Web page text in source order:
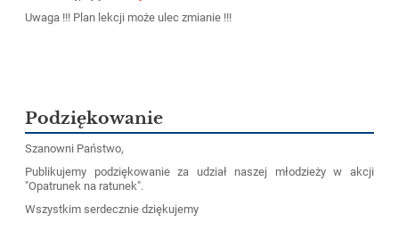
Uwaga !!! Plan lekcji może ulec zmianie !!!
Podziękowanie
Szanowni Państwo,
Publikujemy podziękowanie za udział naszej młodzieży w akcji
"Opatrunek na ratunek".
Wszystkim serdecznie dziękujemy